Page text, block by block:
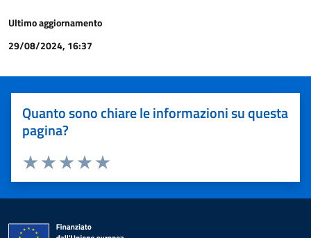
Ultimo aggiornamento
29/08/2024, 16:37
Quanto sono chiare le informazioni su questa
pagina?
Valuta 5 stelle su 5
Valuta 4 stelle su 5
Valuta 3 stelle su 5
Valuta 2 stelle su 5
Valuta 1 stelle su 5